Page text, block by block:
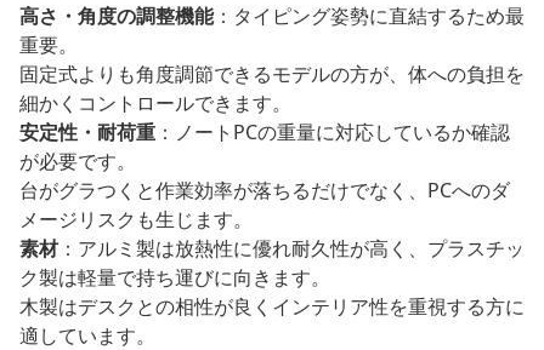
高さ・角度の調整機能：タイピング姿勢に直結するため最
重要。
固定式よりも角度調節できるモデルの方が、体への負担を
細かくコントロールできます。
安定性・耐荷重 ：ノートPCの重量に対応しているか確認
が必要です。
台がグラつくと作業効率が落ちるだけでなく、PCへのダ
メージリスクも生じます。
素材：アルミ製は放熱性に優れ耐久性が高く、プラスチッ
ク製は軽量で持ち運びに向きます。
木製はデスクとの相性が良くインテリア性を重視する方に
適しています。